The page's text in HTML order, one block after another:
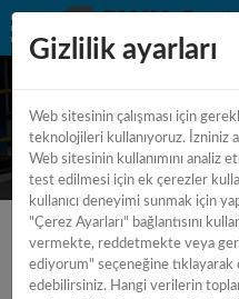
CNC -
Gizlilik ayarları
Web sitesinin çalışması için
teknolojileri kullanıyoruz. İzniniz
Web sitesinin kullanımını analiz
test edilmesi için ek çerezler
kullanıcı deneyimi sunmak için
"Çerez Ayarları" bağlantısını
vermekte, reddetmekte veya
ediyorum" seçeneğine tıklayarak
edebilirsiniz. Hangi verilerin